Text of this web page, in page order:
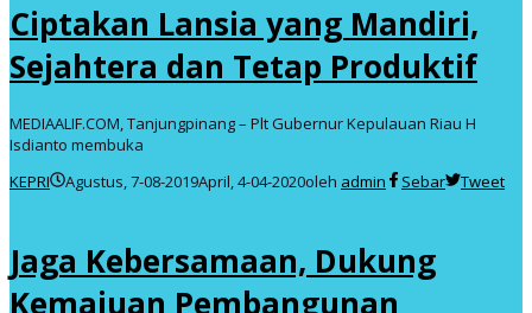
Ciptakan Lansia yang Mandiri,
Sejahtera dan Tetap Produktif
MEDIAALIF.COM, Tanjungpinang – Plt Gubernur Kepulauan Riau H
Isdianto membuka
KEPRI
Agustus, 7-08-2019April, 4-04-2020oleh admin Sebar Tweet
Jaga Kebersamaan, Dukung
Kemajuan Pembangunan